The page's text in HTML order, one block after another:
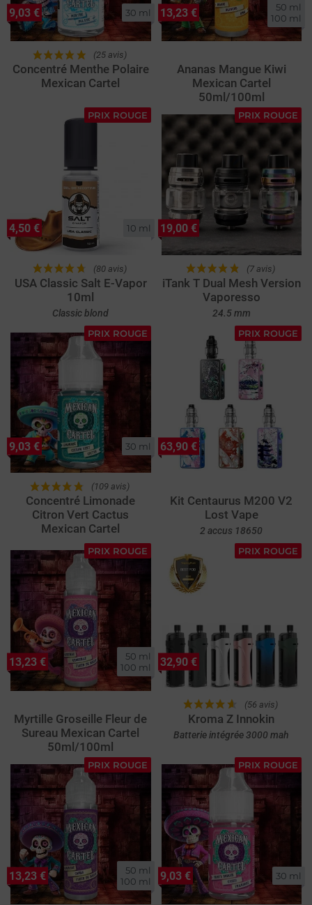
30 ml
(25 avis)
Concentré Menthe Polaire
Mexican Cartel
9,03 €
50 ml
100 ml
Ananas Mangue Kiwi
Mexican Cartel
50ml/100ml
13,23 €
PRIX ROUGE
10 ml
(80 avis)
USA Classic Salt E-Vapor
10ml
Classic blond
4,50 €
PRIX ROUGE
(7 avis)
iTank T Dual Mesh Version
Vaporesso
24.5 mm
19,00 €
PRIX ROUGE
30 ml
(109 avis)
Concentré Limonade
Citron Vert Cactus
Mexican Cartel
9,03 €
PRIX ROUGE
Kit Centaurus M200 V2
Lost Vape
2 accus 18650
63,90 €
PRIX ROUGE
50 ml
100 ml
Myrtille Groseille Fleur de
Sureau Mexican Cartel
50ml/100ml
13,23 €
PRIX ROUGE
(56 avis)
Kroma Z Innokin
Batterie intégrée 3000 mah
32,90 €
PRIX ROUGE
50 ml
100 ml
13,23 €
PRIX ROUGE
30 ml
9,03 €